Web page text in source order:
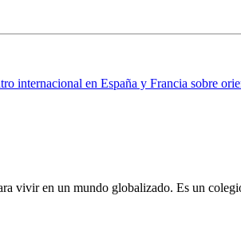
internacional en España y Francia sobre
vivir en un mundo globalizado. Es un